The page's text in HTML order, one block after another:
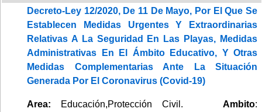
Decreto-Ley 12/2020, De 11 De Mayo, Por El Que Se
Establecen Medidas Urgentes Y Extraordinarias
Relativas A La Seguridad En Las Playas, Medidas
Administrativas En El Ámbito Educativo, Y Otras
Medidas Complementarias Ante La Situación
Generada Por El Coronavirus (Covid-19)
Area: Educación,Protección Civil. Ambito: